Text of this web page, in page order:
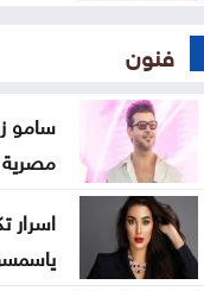
فنون
سامو
مصرية